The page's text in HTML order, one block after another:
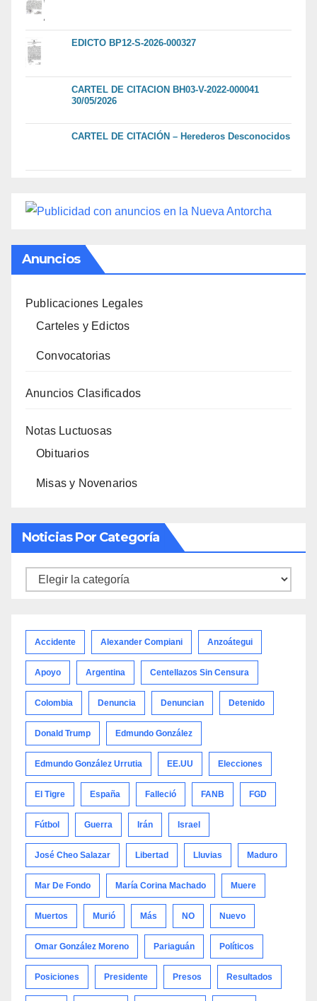
EDICTO BP12-S-2026-000327
CARTEL DE CITACION BH03-V-2022-000041
30/05/2026
CARTEL DE CITACIÓN – Herederos Desconocidos
Anuncios
Publicaciones Legales
Carteles y Edictos
Convocatorias
Anuncios Clasificados
Notas Luctuosas
Obituarios
Misas y Novenarios
Noticias Por Categoría
Noticias
Accidente Alexander Compiani Anzoátegui
Apoyo Argentina Centellazos Sin Censura
Colombia Denuncia Denuncian Detenido
Donald Trump Edmundo González
Edmundo González Urrutia EE.UU Elecciones
El Tigre España Falleció FANB FGD
Fútbol Guerra Irán Israel
José Cheo Salazar Libertad Lluvias Maduro
Mar De Fondo María Corina Machado Muere
Muertos Murió Más NO Nuevo
Omar González Moreno Pariaguán Políticos
Posiciones Presidente Presos Resultados